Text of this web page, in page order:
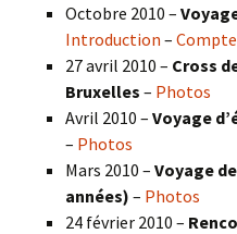
Octobre 2010 –
Introduction –
27 avril 2010 – Cross
Bruxelles – Photos
Avril 2010 – Voyage
– Photos
Mars 2010 – Voyage
années) – Photos
24 février 2010 –